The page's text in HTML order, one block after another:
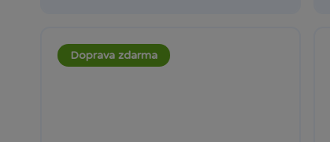
Doprava zdarma